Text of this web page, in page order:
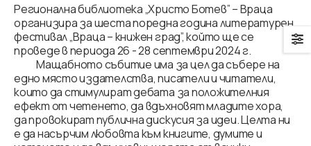
Регионална библиотека „Христо Ботев” – Враца
организира за шеста поредна година литературен
фестивал „Враца – книжен град”, който ще се
проведе в периода 26 - 28 септември 2024 г.
Мащабното събитие има за цел да събере на
едно място издателства, писатели и читатели,
които да стимулират дебата за положителния
ефект от четенето, да вдъхновят младите хора,
да провокират публична дискусия за идеи. Целта ни
е да насърчим любовта към книгите, думите и